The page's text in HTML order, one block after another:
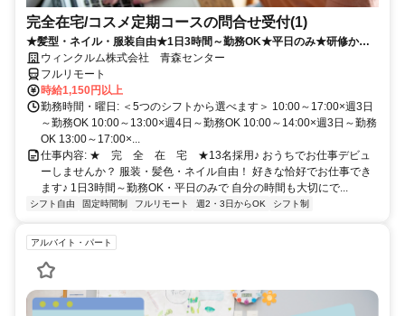
完全在宅/コスメ定期コースの問合せ受付(1)
★髪型・ネイル・服装自由★1日3時間～勤務OK★平日のみ★研修から
フルリモート！
ウィンクルム株式会社 青森センター
フルリモート
時給1,150円以上
勤務時間・曜日: ＜5つのシフトから選べます＞ 10:00～17:00×週3日
～勤務OK 10:00～13:00×週4日～勤務OK 10:00～14:00×週3日～勤務
OK 13:00～17:00×...
仕事内容: ★ 完 全 在 宅 ★13名採用♪ おうちでお仕事デビュ
ーしませんか？ 服装・髪色・ネイル自由！ 好きな恰好でお仕事でき
ます♪ 1日3時間～勤務OK・平日のみで 自分の時間も大切にで...
シフト自由 固定時間制 フルリモート 週2・3日からOK シフト制
アルバイト・パート